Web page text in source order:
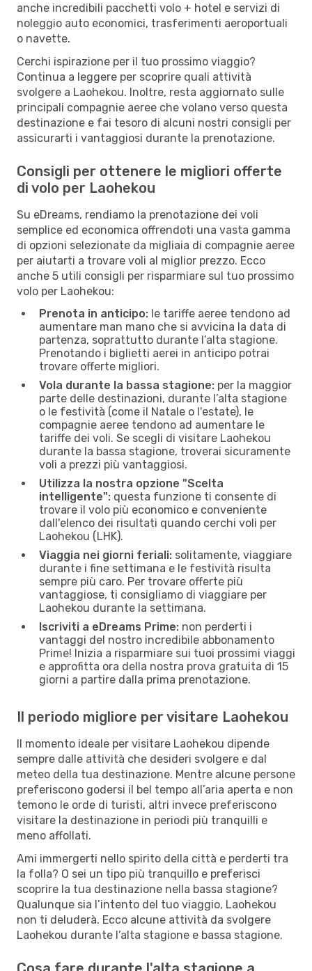
anche incredibili pacchetti volo + hotel e servizi di
noleggio auto economici, trasferimenti aeroportuali
o navette.
Cerchi ispirazione per il tuo prossimo viaggio?
Continua a leggere per scoprire quali attività
svolgere a Laohekou. Inoltre, resta aggiornato sulle
principali compagnie aeree che volano verso questa
destinazione e fai tesoro di alcuni nostri consigli per
assicurarti i vantaggiosi durante la prenotazione.
Consigli per ottenere le migliori offerte
di volo per Laohekou
Su eDreams, rendiamo la prenotazione dei voli
semplice ed economica offrendoti una vasta gamma
di opzioni selezionate da migliaia di compagnie aeree
per aiutarti a trovare voli al miglior prezzo. Ecco
anche 5 utili consigli per risparmiare sul tuo prossimo
volo per Laohekou:
Prenota in anticipo: le tariffe aeree tendono ad
aumentare man mano che si avvicina la data di
partenza, soprattutto durante l’alta stagione.
Prenotando i biglietti aerei in anticipo potrai
trovare offerte migliori.
Vola durante la bassa stagione: per la maggior
parte delle destinazioni, durante l’alta stagione
o le festività (come il Natale o l'estate), le
compagnie aeree tendono ad aumentare le
tariffe dei voli. Se scegli di visitare Laohekou
durante la bassa stagione, troverai sicuramente
voli a prezzi più vantaggiosi.
Utilizza la nostra opzione "Scelta
intelligente": questa funzione ti consente di
trovare il volo più economico e conveniente
dall'elenco dei risultati quando cerchi voli per
Laohekou (LHK).
Viaggia nei giorni feriali: solitamente, viaggiare
durante i fine settimana e le festività risulta
sempre più caro. Per trovare offerte più
vantaggiose, ti consigliamo di viaggiare per
Laohekou durante la settimana.
Iscriviti a eDreams Prime: non perderti i
vantaggi del nostro incredibile abbonamento
Prime! Inizia a risparmiare sui tuoi prossimi viaggi
e approfitta ora della nostra prova gratuita di 15
giorni a partire dalla prima prenotazione.
Il periodo migliore per visitare Laohekou
Il momento ideale per visitare Laohekou dipende
sempre dalle attività che desideri svolgere e dal
meteo della tua destinazione. Mentre alcune persone
preferiscono godersi il bel tempo all’aria aperta e non
temono le orde di turisti, altri invece preferiscono
visitare la destinazione in periodi più tranquilli e
meno affollati.
Ami immergerti nello spirito della città e perderti tra
la folla? O sei un tipo più tranquillo e preferisci
scoprire la tua destinazione nella bassa stagione?
Qualunque sia l’intento del tuo viaggio, Laohekou
non ti deluderà. Ecco alcune attività da svolgere
Laohekou durante l’alta stagione e bassa stagione.